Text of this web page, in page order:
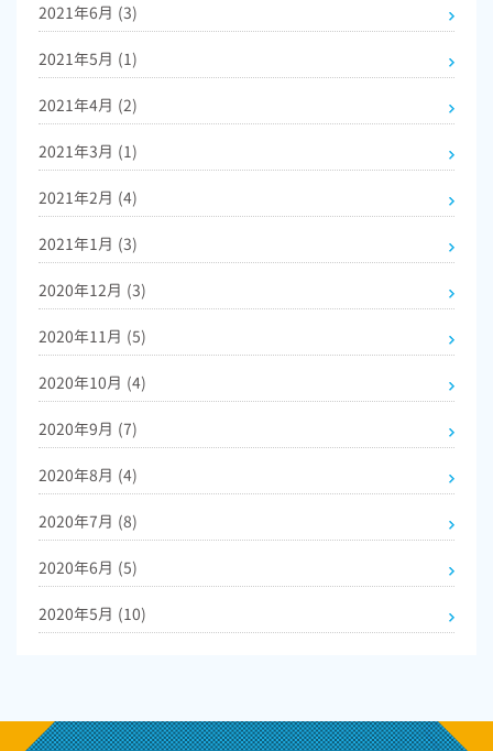
2021年6月 (3)
2021年5月 (1)
2021年4月 (2)
2021年3月 (1)
2021年2月 (4)
2021年1月 (3)
2020年12月 (3)
2020年11月 (5)
2020年10月 (4)
2020年9月 (7)
2020年8月 (4)
2020年7月 (8)
2020年6月 (5)
2020年5月 (10)